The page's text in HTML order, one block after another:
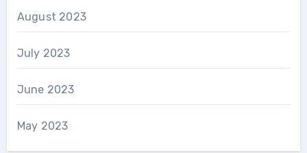
August 2023
July 2023
June 2023
May 2023